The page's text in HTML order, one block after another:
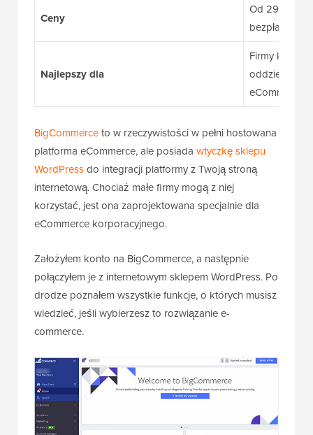
Ceny
Od 29 USD/
bezpłatny
Najlepszy dla
Firmy
oddzielnej, w
eCommerce
BigCommerceto w rzeczywistości w pełni hostowana
platforma eCommerce, ale posiada wtyczkę sklepu
WordPressdo integracji platformy z Twoją stroną
internetową. Chociaż małe firmy mogą z niej
korzystać, jest ona zaprojektowana specjalnie dla
eCommerce korporacyjnego.
Założyłem konto na BigCommerce, a następnie
połączyłem je z internetowym sklepem WordPress. Po
drodze poznałem wszystkie funkcje, o których musisz
wiedzieć, jeśli wybierzesz to rozwiązanie e-
commerce.